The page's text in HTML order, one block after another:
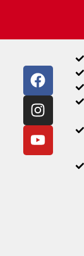
F
a
c
e
b
o
o
I
n
s
t
a
g
r
Y
o
u
t
u
b
e